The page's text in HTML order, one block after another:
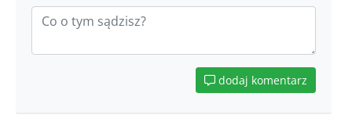
dodaj komentarz